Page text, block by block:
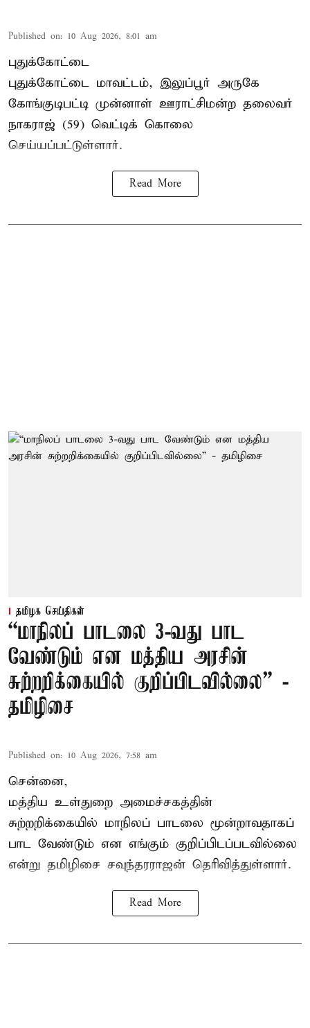
Published on: 10 Aug 2026, 8:01 am
புதுக்கோட்டை
புதுக்கோட்டை மாவட்டம், இலுப்பூர் அருகே
கோங்குடிபட்டி முன்னாள் ஊராட்சிமன்ற தலைவர்
நாகராஜ் (59) வெட்டிக் கொலை
செய்யப்பட்டுள்ளார்.
Read More
தமிழக செய்திகள்
“மாநிலப் பாடலை 3-வது பாட
வேண்டும் என மத்திய அரசின்
சுற்றறிக்கையில் குறிப்பிடவில்லை” -
தமிழிசை
Published on: 10 Aug 2026, 7:58 am
சென்னை,
மத்திய உள்துறை அமைச்சகத்தின்
சுற்றறிக்கையில் மாநிலப் பாடலை மூன்றாவதாகப்
பாட வேண்டும் என எங்கும் குறிப்பிடப்படவில்லை
என்று தமிழிசை சவுந்தரராஜன் தெரிவித்துள்ளார்.
Read More